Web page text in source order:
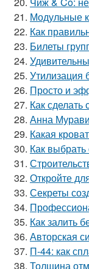
21. Модульные
22. Как
23. Билеты
24.
25. Утилизация
26. Просто и
27. Как
28. Анна
29. Какая
30. Как
31.
32. Откройте
33. Секреты
34.
35. Как залить
36. Авторская
37. П-44: как
38. Толщина